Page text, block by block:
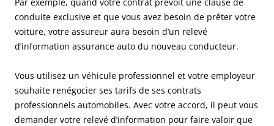
conduite exclusive et que vous avez besoin de prêter votre
voiture, votre assureur aura besoin d’un relevé
d’information assurance auto du nouveau conducteur.
Vous utilisez un véhicule professionnel et votre employeur
souhaite renégocier ses tarifs de ses contrats
professionnels automobiles. Avec votre accord, il peut vous
demander votre relevé d’information pour faire valoir que